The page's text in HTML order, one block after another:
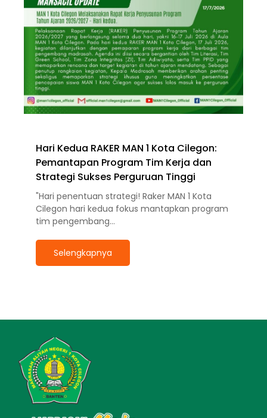
Hari Kedua RAKER MAN 1 Kota Cilegon:
Pemantapan Program Tim Kerja dan
Strategi Sukses Perguruan Tinggi
"Hari penentuan strategi! Raker MAN 1 Kota
Cilegon hari kedua fokus mantapkan program
tim pengembang…
Selengkapnya